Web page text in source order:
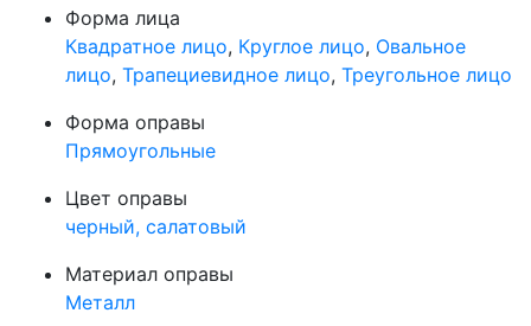
Форма лица
Квадратное лицо, Круглое лицо, Овальное
лицо, Трапециевидное лицо, Треугольное лицо
Форма оправы
Прямоугольные
Цвет оправы
черный, салатовый
Материал оправы
Металл